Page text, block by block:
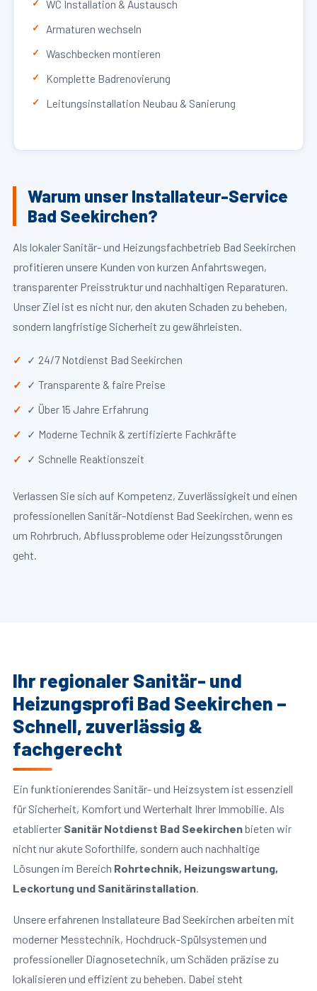
WC Installation & Austausch
Armaturen wechseln
Waschbecken montieren
Komplette Badrenovierung
Leitungsinstallation Neubau & Sanierung
Warum unser Installateur-Service
Bad Seekirchen?
Als lokaler Sanitär- und Heizungsfachbetrieb Bad Seekirchen
profitieren unsere Kunden von kurzen Anfahrtswegen,
transparenter Preisstruktur und nachhaltigen Reparaturen.
Unser Ziel ist es nicht nur, den akuten Schaden zu beheben,
sondern langfristige Sicherheit zu gewährleisten.
✓ 24/7 Notdienst Bad Seekirchen
✓ Transparente & faire Preise
✓ Über 15 Jahre Erfahrung
✓ Moderne Technik & zertifizierte Fachkräfte
✓ Schnelle Reaktionszeit
Verlassen Sie sich auf Kompetenz, Zuverlässigkeit und einen
professionellen Sanitär-Notdienst Bad Seekirchen, wenn es
um Rohrbruch, Abflussprobleme oder Heizungsstörungen
geht.
Ihr regionaler Sanitär- und
Heizungsprofi Bad Seekirchen –
Schnell, zuverlässig &
fachgerecht
Ein funktionierendes Sanitär- und Heizsystem ist essenziell
für Sicherheit, Komfort und Werterhalt Ihrer Immobilie. Als
etablierter Sanitär Notdienst Bad Seekirchenbieten wir
nicht nur akute Soforthilfe, sondern auch nachhaltige
Lösungen im Bereich Rohrtechnik, Heizungswartung,
Leckortung und Sanitärinstallation.
Unsere erfahrenen Installateure Bad Seekirchen arbeiten mit
moderner Messtechnik, Hochdruck-Spülsystemen und
professioneller Diagnosetechnik, um Schäden präzise zu
lokalisieren und effizient zu beheben. Dabei steht